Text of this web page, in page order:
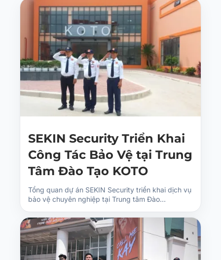
SEKIN Security Triển Khai
Công Tác Bảo Vệ tại Trung
Tâm Đào Tạo KOTO
Tổng quan dự án SEKIN Security triển khai dịch vụ
bảo vệ chuyên nghiệp tại Trung tâm Đào…